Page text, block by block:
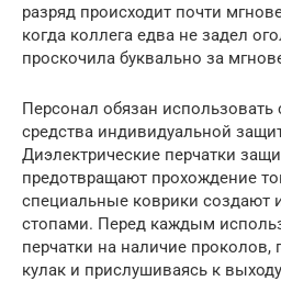
разряд происходит почти
когда коллега едва не задел
проскочила буквально за
Персонал обязан
средства индивидуальной
Диэлектрические перчатки
предотвращают прохождение
специальные коврики создают
стопами. Перед каждым
перчатки на наличие проколов,
кулак и прислушиваясь к